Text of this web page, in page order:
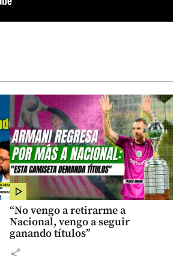
“No vengo a retirarme a
Nacional, vengo a seguir
ganando títulos”